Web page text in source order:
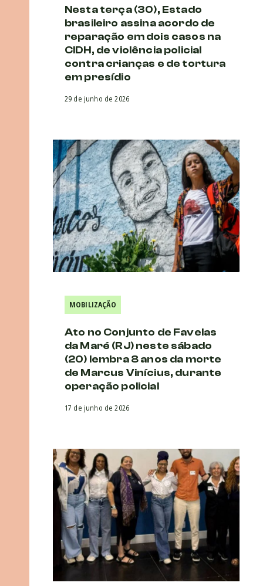
Nesta terça (30), Estado
brasileiro assina acordo de
reparação em dois casos na
CIDH, de violência policial
contra crianças e de tortura
em presídio
29 de junho de 2026
MOBILIZAÇÃO
Ato no Conjunto de Favelas
da Maré (RJ) neste sábado
(20) lembra 8 anos da morte
de Marcus Vinícius, durante
operação policial
17 de junho de 2026